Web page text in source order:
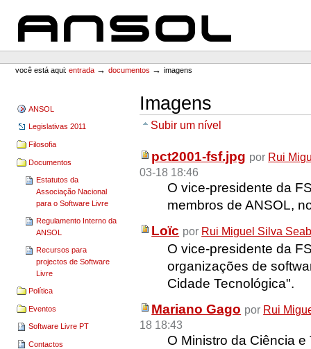
conteúdo.
navegação
ANSOL
Pessoais
você está aqui: entrada →documentos →imagens
ANSOL
Legislativas 2011
Filosofia
Documentos
Estatutos da
Associação Nacional
para o Software Livre
Regulamento Interno da
ANSOL
Recursos para
projectos de Software
Livre
Política
Eventos
Software Livre PT
Contactos
Imagens
Subir um nível
pct2001-fsf.jpg por Rui
03-18 18:46
O vice-presidente da
membros de ANSOL,
Loïc por Rui Miguel Silva
O vice-presidente da
organizações de
Cidade Tecnológica".
Mariano Gago por Rui
18 18:43
O Ministro da Ciência